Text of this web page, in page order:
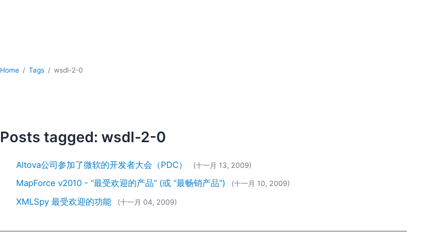
Home Tags wsdl-2-0
Posts tagged: wsdl-2-0
Altova公司参加了微软的开发者大会（PDC） (十一月 13, 2009)
MapForce v2010 - “最受欢迎的产品” (或 “最畅销产品”) (十一月 10, 2009)
XMLSpy 最受欢迎的功能 (十一月 04, 2009)